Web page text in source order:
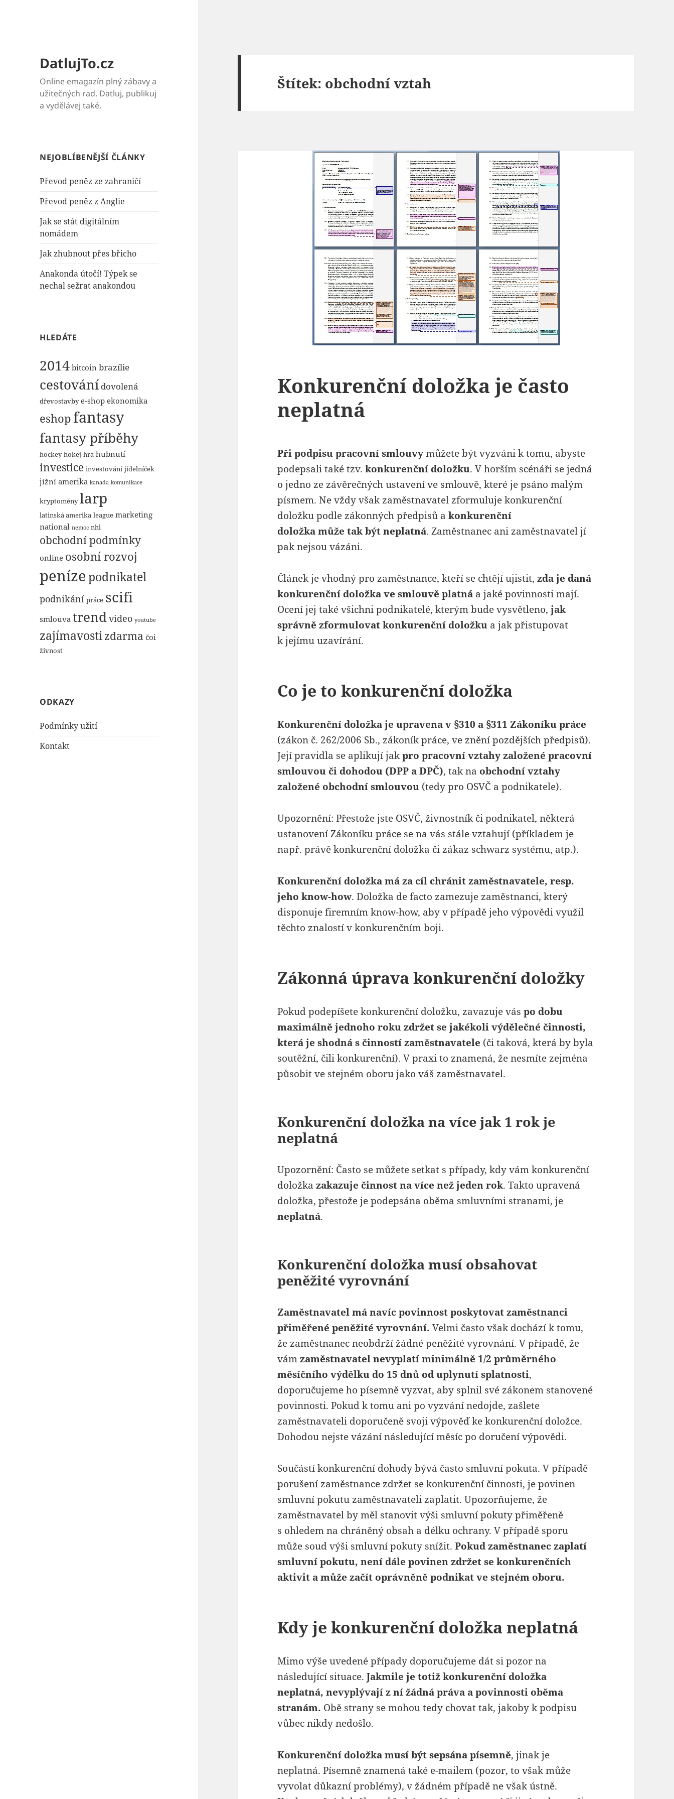
DatlujTo.cz
Online emagazín plný zábavy a
užitečných rad. Datluj, publikuj
a vydělávej také.
NEJOBLÍBENĚJŠÍ ČLÁNKY
Převod peněz ze zahraničí
Převod peněz z Anglie
Jak se stát digitálním
nomádem
Jak zhubnout přes břicho
Anakonda útočí! Týpek se
nechal sežrat anakondou
HLEDÁTE
2014 bitcoin brazílie
cestování dovolená
dřevostavby e-shop ekonomika
eshopfantasy
fantasy příběhy
hockey hokej hra hubnutí
investice investování jídelníček
jížní amerika kanada komunikace
kryptoměny larp
latinská amerika league marketing
national nemoc nhl
obchodní podmínky
online osobní rozvoj
penízepodnikatel
podnikání práce scifi
smlouva trendvideo youtube
zajímavostizdarma čoi
živnost
ODKAZY
Podmínky užití
Kontakt
Štítek: obchodní vztah
Konkurenční doložka je často
neplatná
Při podpisu pracovní smlouvymůžete být vyzváni k tomu, abyste
podepsali také tzv.konkurenční doložku. V horším scénáři se jedná
o jedno ze závěrečných ustavení ve smlouvě, které je psáno malým
písmem. Ne vždy však zaměstnavatel zformuluje konkurenční
doložku podle zákonných předpisů akonkurenční
doložka může tak být neplatná. Zaměstnanec ani zaměstnavatel jí
pak nejsou vázáni.
Článek je vhodný pro zaměstnance, kteří se chtějí ujistit,zda je daná
konkurenční doložka ve smlouvě platná a jaké povinnosti mají.
Ocení jej také všichni podnikatelé, kterým bude vysvětleno, jak
správně zformulovat konkurenční doložku a jak přistupovat
k jejímu uzavírání.
Co je to konkurenční doložka
Konkurenční doložka je upravena v §310 a §311 Zákoníku práce
(zákon č. 262/2006 Sb., zákoník práce, ve znění pozdějších předpisů).
Její pravidla se aplikují jakpro pracovní vztahy založené pracovní
smlouvou či dohodou (DPP a DPČ), tak na obchodní vztahy
založené obchodní smlouvou (tedy pro OSVČ a podnikatele).
Upozornění: Přestože jste OSVČ, živnostník či podnikatel, některá
ustanovení Zákoníku práce se na vás stále vztahují (příkladem je
např. právě konkurenční doložka či zákaz schwarz systému, atp.).
Konkurenční doložka má za cíl chránit zaměstnavatele, resp.
jeho know-how. Doložka de facto zamezuje zaměstnanci, který
disponuje firemním know-how, aby v případě jeho výpovědi využil
těchto znalostí v konkurenčním boji.
Zákonná úprava konkurenční doložky
Pokud podepíšete konkurenční doložku, zavazuje váspo dobu
maximálně jednoho roku zdržet se jakékoli výdělečné činnosti,
která je shodná s činností zaměstnavatele (či taková, která by byla
soutěžní, čili konkurenční). V praxi to znamená, že nesmíte zejména
působit ve stejném oboru jako váš zaměstnavatel.
Konkurenční doložka na více jak 1 rok je
neplatná
Upozornění: Často se můžete setkat s případy, kdy vám konkurenční
doložkazakazuje činnost na více než jeden rok. Takto upravená
doložka, přestože je podepsána oběma smluvními stranami, je
neplatná.
Konkurenční doložka musí obsahovat
peněžité vyrovnání
Zaměstnavatel má navíc povinnost poskytovat zaměstnanci
přiměřené peněžité vyrovnání. Velmi často však dochází k tomu,
že zaměstnanec neobdrží žádné peněžité vyrovnání. V případě, že
vámzaměstnavatel nevyplatí minimálně 1/2 průměrného
měsíčního výdělku do 15 dnů od uplynutí splatnosti,
doporučujeme ho písemně vyzvat, aby splnil své zákonem stanovené
povinnosti. Pokud k tomu ani po vyzvání nedojde, zašlete
zaměstnavateli doporučeně svoji výpověď ke konkurenční doložce.
Dohodou nejste vázání následující měsíc po doručení výpovědi.
Součástí konkurenční dohody bývá často smluvní pokuta. V případě
porušení zaměstnance zdržet se konkurenční činnosti, je povinen
smluvní pokutu zaměstnavateli zaplatit. Upozorňujeme, že
zaměstnavatel by měl stanovit výši smluvní pokuty přiměřeně
s ohledem na chráněný obsah a délku ochrany. V případě sporu
může soud výši smluvní pokuty snížit.Pokud zaměstnanec zaplatí
smluvní pokutu, není dále povinen zdržet se konkurenčních
aktivit a může začít oprávněně podnikat ve stejném oboru.
Kdy je konkurenční doložka neplatná
Mimo výše uvedené případy doporučujeme dát si pozor na
následující situace. Jakmile je totiž konkurenční doložka
neplatná, nevyplývají z ní žádná práva a povinnosti oběma
stranám. Obě strany se mohou tedy chovat tak, jakoby k podpisu
vůbec nikdy nedošlo.
Konkurenční doložka musí být sepsána písemně, jinak je
neplatná. Písemně znamená také e-mailem (pozor, to však může
vyvolat důkazní problémy), v žádném případě ne však ústně.